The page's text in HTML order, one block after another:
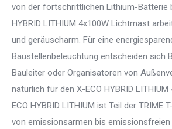
von der fortschrittlichen Lithium-Batterie
HYBRID LITHIUM 4x100W Lichtmast
und geräuscharm. Für eine
Baustellenbeleuchtung entscheiden sich
Bauleiter oder Organisatoren von
natürlich für den X-ECO HYBRID LITHIUM
ECO HYBRID LITHIUM ist Teil der TRIME
von emissionsarmen bis emissionsfreien